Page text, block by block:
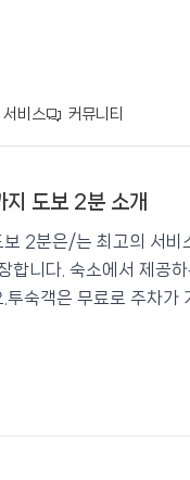
서비스 커뮤니티
이트비치까지
지 도보 2분 소개
2분은/는 최고의 서비
합니다. 숙소에서 제공
숙객은 무료로 주차가